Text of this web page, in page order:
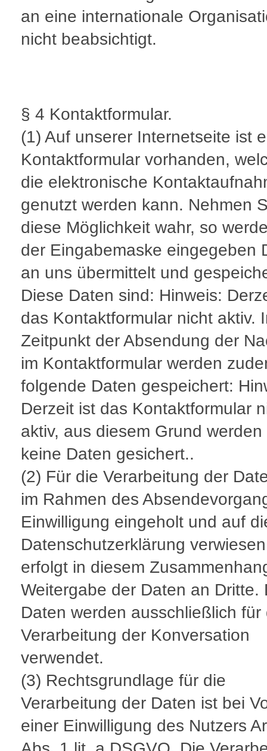
an eine internationale
nicht beabsichtigt.
§ 4 Kontaktformular.
(1) Auf unserer Internetseite ist
Kontaktformular vorhanden,
die elektronische
genutzt werden kann. Nehmen
diese Möglichkeit wahr, so
der Eingabemaske eingegeben
an uns übermittelt und
Diese Daten sind: Hinweis:
das Kontaktformular nicht aktiv.
Zeitpunkt der Absendung der
im Kontaktformular werden
folgende Daten gespeichert:
Derzeit ist das Kontaktformular
aktiv, aus diesem Grund werden
keine Daten gesichert..
(2) Für die Verarbeitung der
im Rahmen des
Einwilligung eingeholt und auf
Datenschutzerklärung
erfolgt in diesem
Weitergabe der Daten an Dritte.
Daten werden ausschließlich für
Verarbeitung der Konversation
verwendet.
(3) Rechtsgrundlage für die
Verarbeitung der Daten ist bei
einer Einwilligung des Nutzers